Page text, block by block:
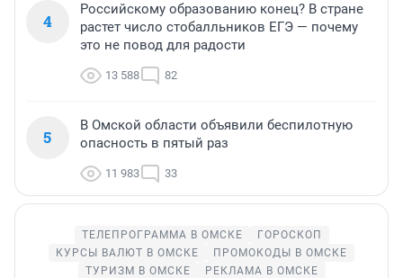
4
Российскому образованию конец? В стране
растет число стобалльников ЕГЭ — почему
это не повод для радости
13 588 82
5
В Омской области объявили беспилотную
опасность в пятый раз
11 983 33
ТЕЛЕПРОГРАММА В ОМСКЕ
ГОРОСКОП
КУРСЫ ВАЛЮТ В ОМСКЕ
ПРОМОКОДЫ В ОМСКЕ
ТУРИЗМ В ОМСКЕ
РЕКЛАМА В ОМСКЕ